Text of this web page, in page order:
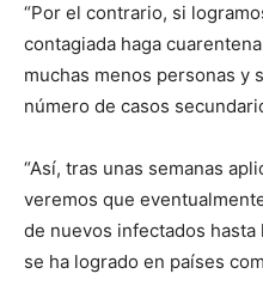
“Por el contrario, si
contagiada haga
muchas menos personas y
número de casos
“Así, tras unas semanas
veremos que
de nuevos infectados hasta
se ha logrado en países